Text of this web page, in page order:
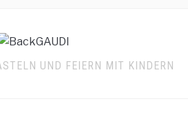
UND FEIERN MIT KINDERN